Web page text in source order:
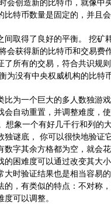
特币数量是固定的，并且会
间取得了良好的平衡。 挖矿
会获得新的比特币和交易费
了所有的交易，符合共识规
为没有中央权威机构的比特
比为一个巨大的多人数独游
会自动重置，并调整难度，
想象一个有好几千行和列的
独谜底， 你可以很快地验证
数字其余方格都为空，就会
困难度可以通过改变其大小
大时验证结果也是相当容易
的，有类似的特点：不对称
可以调整。